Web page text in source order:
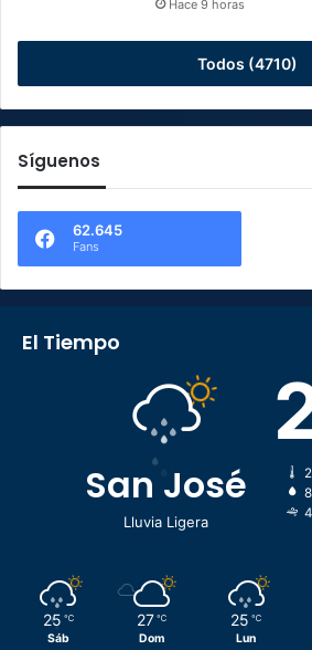
Hace 9 horas
Todos (4710)
Síguenos
62.645
Fans
El Tiempo
San José
Lluvia Ligera
25 ℃
Sáb
27 ℃
Dom
25 ℃
Lun